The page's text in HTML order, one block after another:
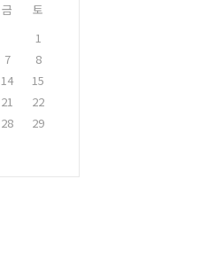
금
토
1
7
8
14
15
21
22
28
29